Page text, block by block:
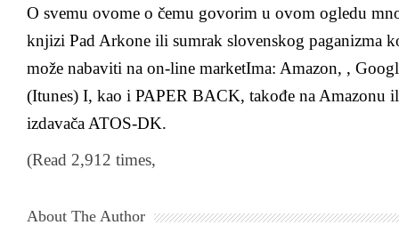
O svemu ovome o čemu govorim u ovom ogledu
knjizi Pad Arkone ili sumrak slovenskog paganizma
može nabaviti na on-line marketIma: Amazon, ,
(Itunes) I, kao i PAPER BACK, takođe na Amazonu
izdavača ATOS-DK.
(Read 2,912 times,
About The Author